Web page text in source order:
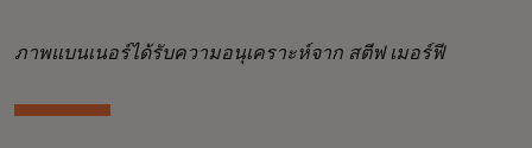
ภาพแบนเนอร์ได้รับความอนุเคราะห์จาก สตีฟ เมอร์ฟี